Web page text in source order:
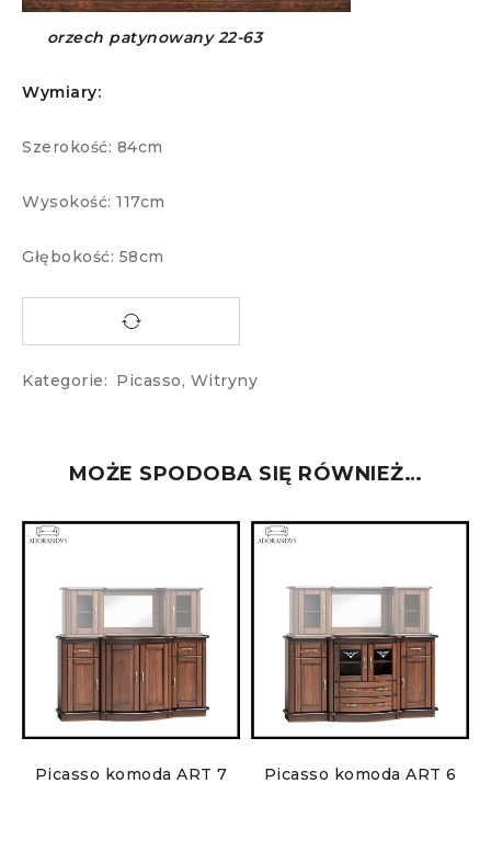
orzech patynowany 22-63
Wymiary:
Szerokość: 84cm
Wysokość: 117cm
Głębokość: 58cm
Kategorie: Picasso, Witryny
MOŻE SPODOBA SIĘ RÓWNIEŻ…
Picasso komoda ART 7 Picasso komoda ART 6